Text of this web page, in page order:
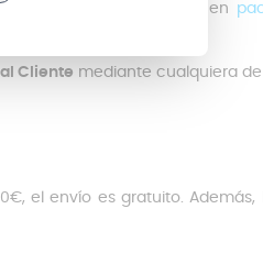
o en
Cliente mediante cualquiera
el envío es gratuito. Además,